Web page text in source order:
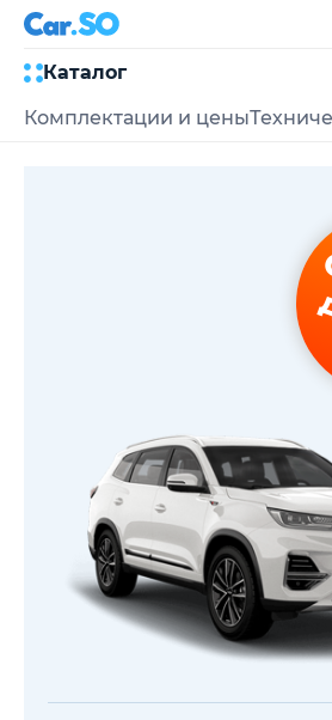
Каталог
Привольная улица,
Перезвоните
Комплектации и цены